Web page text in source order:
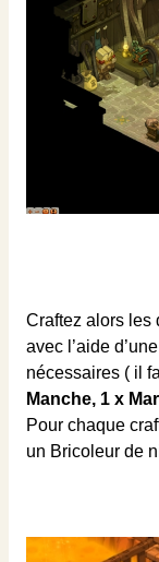
Craftez alors les
avec l’aide
nécessaires ( il
Manche, 1 x
Pour chaque
un Bricoleur de